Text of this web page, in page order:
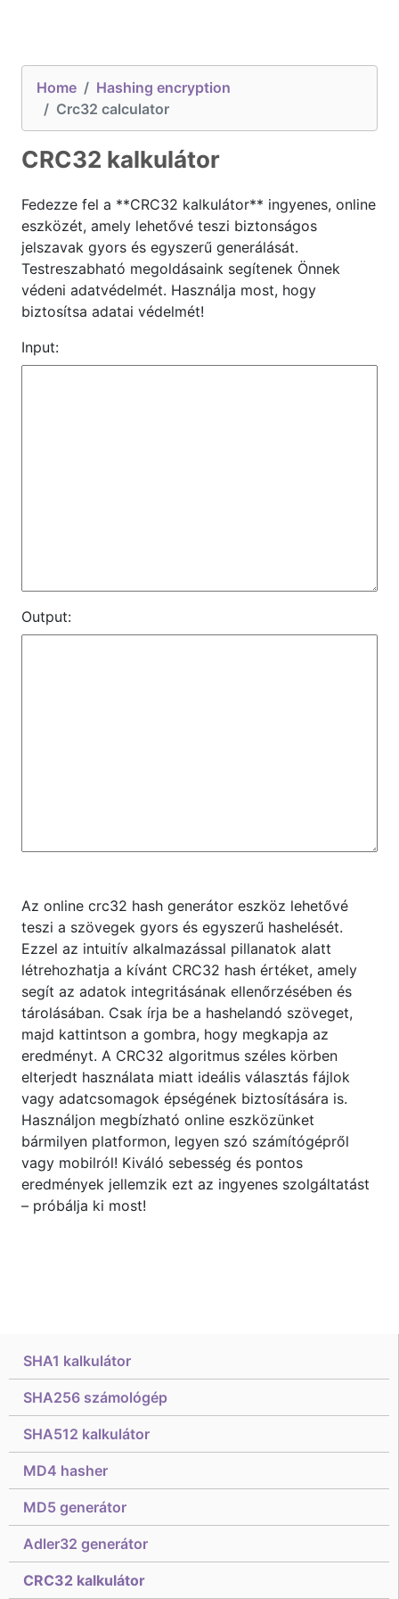
SHA1 kalkulátor
SHA256 számológép
SHA512 kalkulátor
MD4 hasher
MD5 generátor
Adler32 generátor
CRC32 kalkulátor
Home
Hashing encryption
Crc32 calculator
CRC32 kalkulátor
Fedezze fel a **CRC32 kalkulátor** ingyenes, online
eszközét, amely lehetővé teszi biztonságos
jelszavak gyors és egyszerű generálását.
Testreszabható megoldásaink segítenek Önnek
védeni adatvédelmét. Használja most, hogy
biztosítsa adatai védelmét!
Input:
Output:
Az online crc32 hash generátor eszköz lehetővé
teszi a szövegek gyors és egyszerű hashelését.
Ezzel az intuitív alkalmazással pillanatok alatt
létrehozhatja a kívánt CRC32 hash értéket, amely
segít az adatok integritásának ellenőrzésében és
tárolásában. Csak írja be a hashelandó szöveget,
majd kattintson a gombra, hogy megkapja az
eredményt. A CRC32 algoritmus széles körben
elterjedt használata miatt ideális választás fájlok
vagy adatcsomagok épségének biztosítására is.
Használjon megbízható online eszközünket
bármilyen platformon, legyen szó számítógépről
vagy mobilról! Kiváló sebesség és pontos
eredmények jellemzik ezt az ingyenes szolgáltatást
– próbálja ki most!